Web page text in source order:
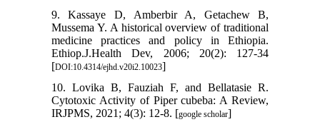
9. Kassaye D, Amberbir A, Getachew B,
Mussema Y. A historical overview of traditional
medicine practices and policy in Ethiopia.
Ethiop.J.Health Dev, 2006; 20(2): 127-34
[DOI:10.4314/ejhd.v20i2.10023]
10. Lovika B, Fauziah F, and Bellatasie R.
Cytotoxic Activity of Piper cubeba: A Review,
IRJPMS, 2021; 4(3): 12-8. [google scholar]